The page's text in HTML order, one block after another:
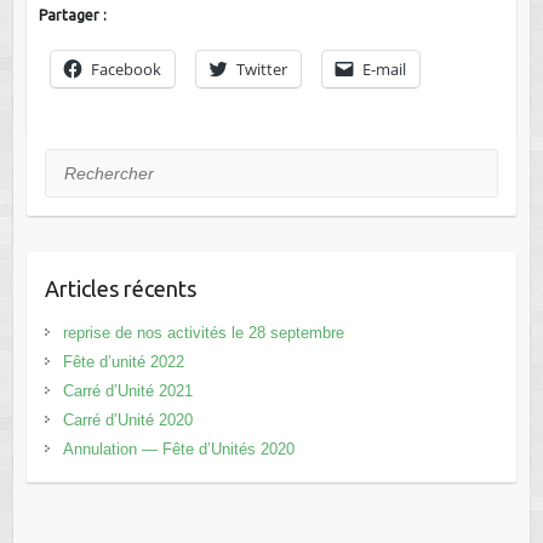
Partager :
Facebook Twitter E-mail
Rechercher
Articles récents
reprise de nos activités le 28 septembre
Fête d’unité 2022
Carré d’Unité 2021
Carré d’Unité 2020
Annulation — Fête d’Unités 2020